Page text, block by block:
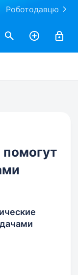
Роботодавцю
помогут